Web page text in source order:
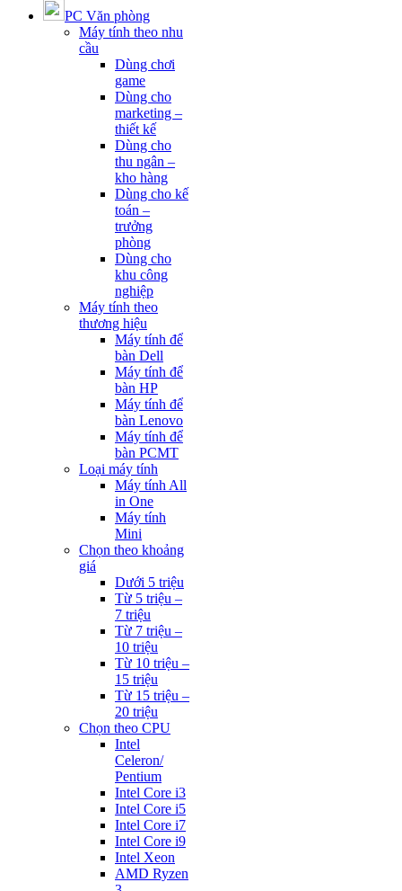
PC Văn phòng
Máy tính theo nhu
cầu
Dùng chơi
game
Dùng cho
marketing –
thiết kế
Dùng cho
thu ngân –
kho hàng
Dùng cho kế
toán –
trưởng
phòng
Dùng cho
khu công
nghiệp
Máy tính theo
thương hiệu
Máy tính để
bàn Dell
Máy tính để
bàn HP
Máy tính để
bàn Lenovo
Máy tính để
bàn PCMT
Loại máy tính
Máy tính All
in One
Máy tính
Mini
Chọn theo khoảng
giá
Dưới 5 triệu
Từ 5 triệu –
7 triệu
Từ 7 triệu –
10 triệu
Từ 10 triệu –
15 triệu
Từ 15 triệu –
20 triệu
Chọn theo CPU
Intel
Celeron/
Pentium
Intel Core i3
Intel Core i5
Intel Core i7
Intel Core i9
Intel Xeon
AMD Ryzen